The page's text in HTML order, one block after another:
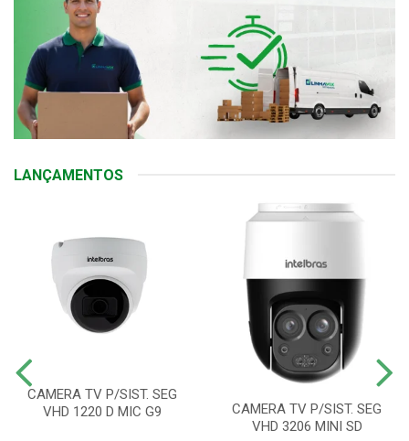
LANÇAMENTOS
CAMERA TV P/SIST. SEG
VHD 1220 D MIC G9
CAMERA TV P/SIST. SEG
VHD 3206 MINI SD